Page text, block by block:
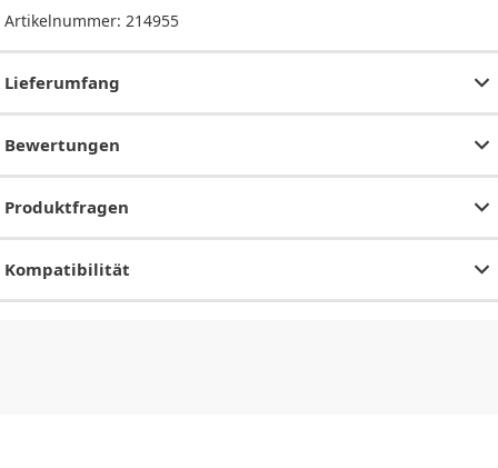
Artikelnummer: 214955
Lieferumfang
Bewertungen
Produktfragen
Kompatibilität